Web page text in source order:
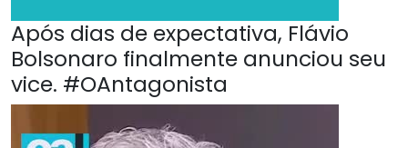
Após dias de expectativa, Flávio
Bolsonaro finalmente anunciou seu
vice. #OAntagonista